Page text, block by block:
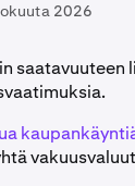
2026